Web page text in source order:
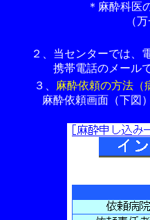
＊麻酔科医の
（万一
２、当センターでは、
携帯電話のメールで
３、 麻酔依頼の方法（
麻酔依頼画面（下図